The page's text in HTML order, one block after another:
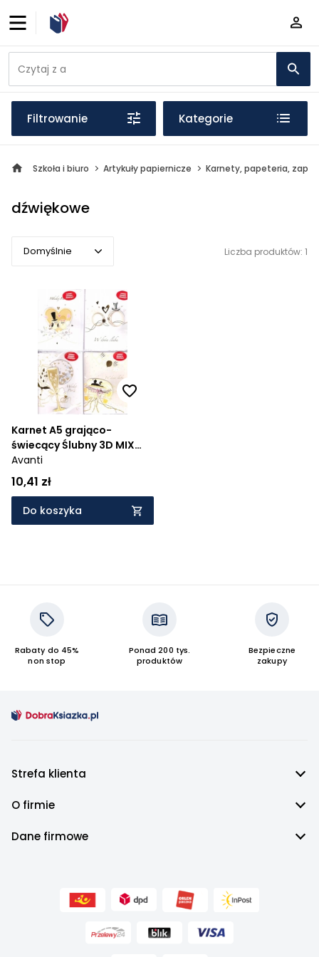
Filtrowanie Kategorie
Szkoła i biuro Artykuły papiernicze Karnety, papeteria,
dźwiękowe
Domyślnie
Popularne
Cena rosnąco
Cena malejąco
Od najnowszych
Od najstarszych
Liczba produktów: 1
Karnet A5 grająco-
świecący Ślubny 3D MIX
AVANTII
Avanti
10,41 zł
Do koszyka
Rabaty do 45%
non stop
Ponad 200 tys.
produktów
Bezpieczne
zakupy
Strefa klienta
O firmie
Dane firmowe